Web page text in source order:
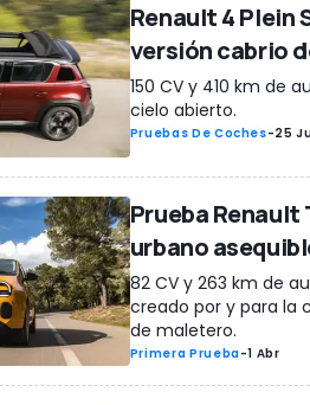
Renault 4 Plein
versión cabrio
150 CV y 410 km de
cielo abierto.
Pruebas De Coches-25
Prueba
urbano
82 CV y 263 km de
creado por y para la
de maletero.
Primera Prueba-1 Abr